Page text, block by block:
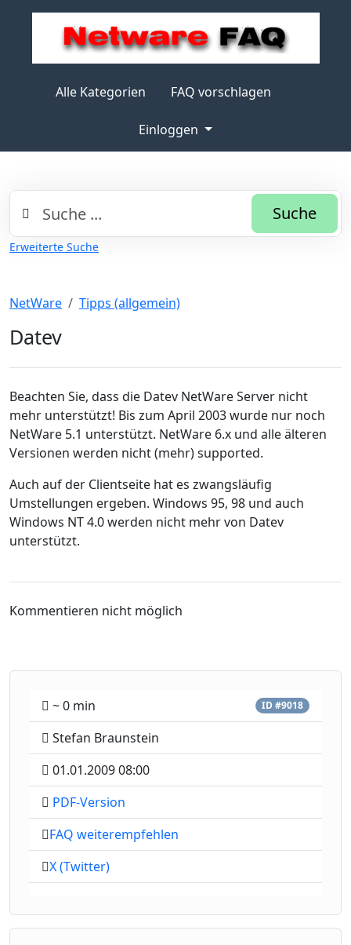
Alle Kategorien FAQ vorschlagen
Einloggen
Suche
Erweiterte Suche
NetWare Tipps (allgemein)
Datev
Beachten Sie, dass die Datev NetWare Server nicht
mehr unterstützt! Bis zum April 2003 wurde nur noch
NetWare 5.1 unterstützt. NetWare 6.x und alle älteren
Versionen werden nicht (mehr) supported.
Auch auf der Clientseite hat es zwangsläufig
Umstellungen ergeben. Windows 95, 98 und auch
Windows NT 4.0 werden nicht mehr von Datev
unterstützt.
Kommentieren nicht möglich
~ 0 min ID #9018
Stefan Braunstein
01.01.2009 08:00
PDF-Version
FAQ weiterempfehlen
X (Twitter)